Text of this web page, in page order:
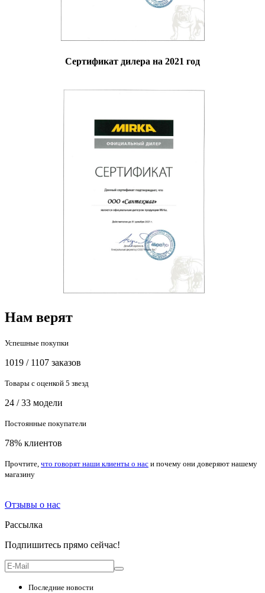
Сертификат дилера на 2021 год
Нам верят
Успешные покупки
1019 / 1107 заказов
Товары с оценкой 5 звезд
24 / 33 модели
Постоянные покупатели
78% клиентов
Прочтите, что говорят наши клиенты о нас и почему они доверяют нашему
магазину
Отзывы о нас
Рассылка
Подпишитесь прямо сейчас!
Последние новости